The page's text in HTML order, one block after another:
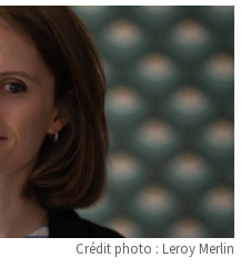
Crédit photo : Leroy Merlin